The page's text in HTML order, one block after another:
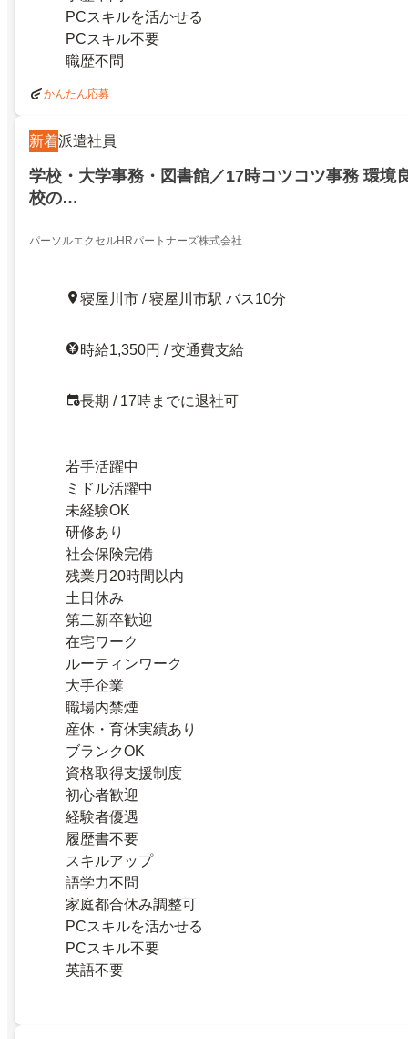
PCスキルを活かせる
PCスキル不要
職歴不問
かんたん応募
新着派遣社員
学校・大学事務・図書館／17時コツコツ事務 環境
校の…
パーソルエクセルHRパートナーズ株式会社
寝屋川市 / 寝屋川市駅 バス10分
時給1,350円 / 交通費支給
長期 / 17時までに退社可
若手活躍中
ミドル活躍中
未経験OK
研修あり
社会保険完備
残業月20時間以内
土日休み
第二新卒歓迎
在宅ワーク
ルーティンワーク
大手企業
職場内禁煙
産休・育休実績あり
ブランクOK
資格取得支援制度
初心者歓迎
経験者優遇
履歴書不要
スキルアップ
語学力不問
家庭都合休み調整可
PCスキルを活かせる
PCスキル不要
英語不要